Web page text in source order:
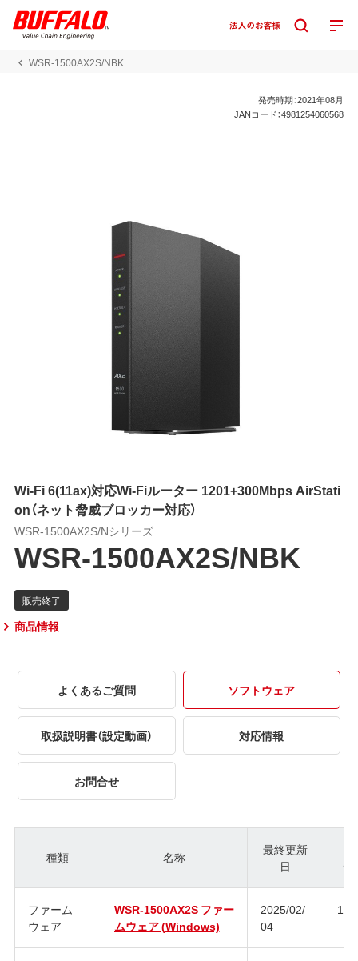
WSR-1500AX2S/NBK
発売時期：2021年08月
JANコード：4981254060568
Wi-Fi 6(11ax)対応Wi-Fiルーター 1201+300Mbps AirStati
on（ネット脅威ブロッカー対応）
WSR-1500AX2S/Nシリーズ
WSR-1500AX2S/NBK
商品情報
よくあるご質問 ソフトウェア
取扱説明書（設定動画） 対応情報
お問合せ
種類 名称
最終更新
日
ジ
ファーム
ウェア
WSR-1500AX2S ファー
ムウェア (Windows)
2025/02/
04